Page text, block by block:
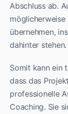
Abschluss ab.
übernehmen,
dahinter stehen.
Somit kann ein
dass das
professionelle
Coaching. Sie